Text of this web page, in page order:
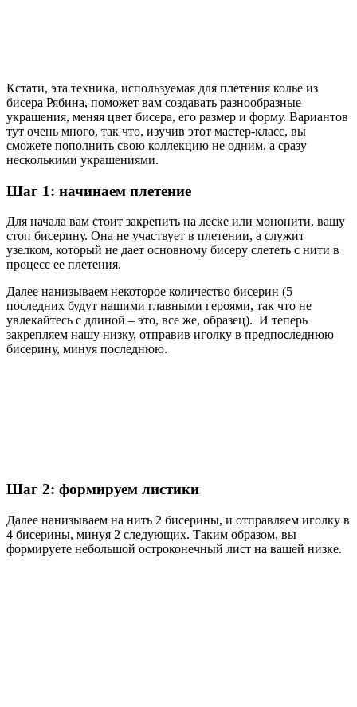
Кстати, эта техника, используемая для плетения колье из
бисера Рябина, поможет вам создавать разнообразные
украшения, меняя цвет бисера, его размер и форму. Вариантов
тут очень много, так что, изучив этот мастер-класс, вы
сможете пополнить свою коллекцию не одним, а сразу
несколькими украшениями.
Шаг 1: начинаем плетение
Для начала вам стоит закрепить на леске или мононити, вашу
стоп бисерину. Она не участвует в плетении, а служит
узелком, который не дает основному бисеру слететь с нити в
процесс ее плетения.
Далее нанизываем некоторое количество бисерин (5
последних будут нашими главными героями, так что не
увлекайтесь с длиной – это, все же, образец). И теперь
закрепляем нашу низку, отправив иголку в предпоследнюю
бисерину, минуя последнюю.
Шаг 2: формируем листики
Далее нанизываем на нить 2 бисерины, и отправляем иголку в
4 бисерины, минуя 2 следующих. Таким образом, вы
формируете небольшой остроконечный лист на вашей низке.